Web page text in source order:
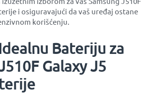
i osiguravajući da vaš uređaj ostane
korišćenju.
Bateriju za
Galaxy J5